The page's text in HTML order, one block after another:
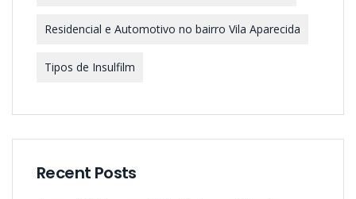
Residencial e Automotivo no bairro Vila Aparecida
Tipos de Insulfilm
Recent Posts